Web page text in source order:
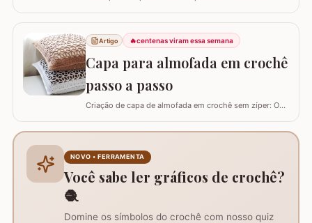
utilizar esta flor sem relevo para que não atrapalhe se
precisar colocar algo em cima. Para este trabalho
utilizei os fios Duna da Círculo S.A. Você pode utilizar os
fios Barroco maxcolor, Barroco…
Artigo 🔥centenas viram essa semana
Capa para almofada em crochê
passo a passo
Criação de capa de almofada em crochê sem zíper: O
prática para lavar e versátil, usando crochê com fio de
Materiais necessários para o projeto: São
imprescindíveis fio de algodão nº6, agulha de…
NOVO • FERRAMENTA
Você sabe ler gráficos de crochê?
🧶
Domine os símbolos do crochê com nosso quiz